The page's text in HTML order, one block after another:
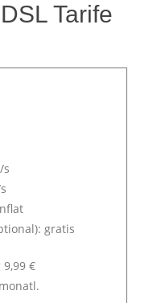
Tarife
s
gratis
€